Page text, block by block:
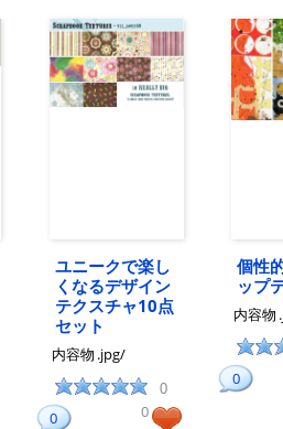
ユニークで楽し
くなるデザイン
テクスチャ10点
セット
内容物 .jpg/
0
0 0
個性
ップ
内容物
0